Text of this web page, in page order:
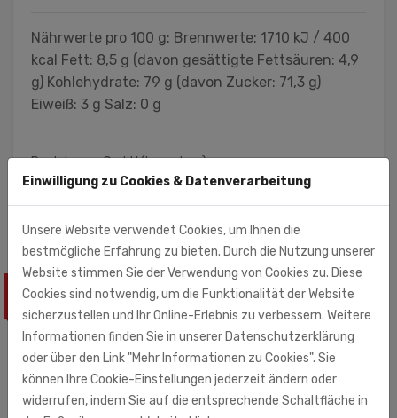
Nährwerte pro 100 g: Brennwerte: 1710 kJ / 400
kcal Fett: 8,5 g (davon gesättigte Fettsäuren: 4,9
g) Kohlehydrate: 79 g (davon Zucker: 71,3 g)
Eiweiß: 3 g Salz: 0 g
Rust-Impex GmbH (Importeur)
Zschortauer Str. 3
04129 Leipzig
ÄHNLICHE PRODUKTE
Einwilligung zu Cookies & Datenverarbeitung
Unsere Website verwendet Cookies, um Ihnen die
bestmögliche Erfahrung zu bieten. Durch die Nutzung unserer
Website stimmen Sie der Verwendung von Cookies zu. Diese
Cookies sind notwendig, um die Funktionalität der Website
sicherzustellen und Ihr Online-Erlebnis zu verbessern. Weitere
Informationen finden Sie in unserer Datenschutzerklärung
oder über den Link "Mehr Informationen zu Cookies". Sie
können Ihre Cookie-Einstellungen jederzeit ändern oder
widerrufen, indem Sie auf die entsprechende Schaltfläche in